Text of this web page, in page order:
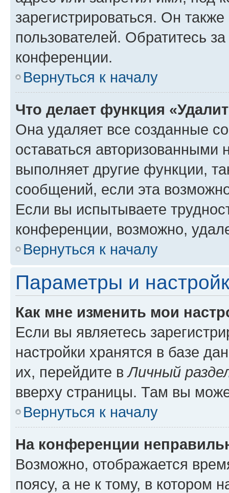
зарегистрироваться. Он
пользователей. Обратитесь
конференции.
Вернуться к началу
Что делает функция
Она удаляет все созданные
оставаться авторизованными
выполняет другие функции,
сообщений, если эта
Если вы испытываете
конференции, возможно,
Вернуться к началу
Параметры и
Как мне изменить мои
Если вы являетесь
настройки хранятся в базе
их, перейдите вЛичный
вверху страницы. Там вы
Вернуться к началу
На конференции
Возможно, отображается
поясу, а не к тому, в котором